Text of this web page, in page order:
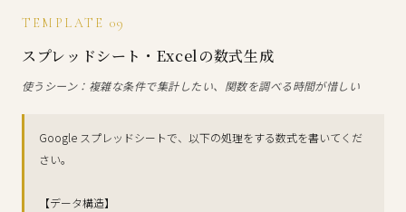
TEMPLATE 09
スプレッドシート・Excelの数式生成
使うシーン：複雑な条件で集計したい、関数を調べる時間が惜しい
Google スプレッドシートで、以下の処理をする数式を書いてくだ
さい。
【データ構造】